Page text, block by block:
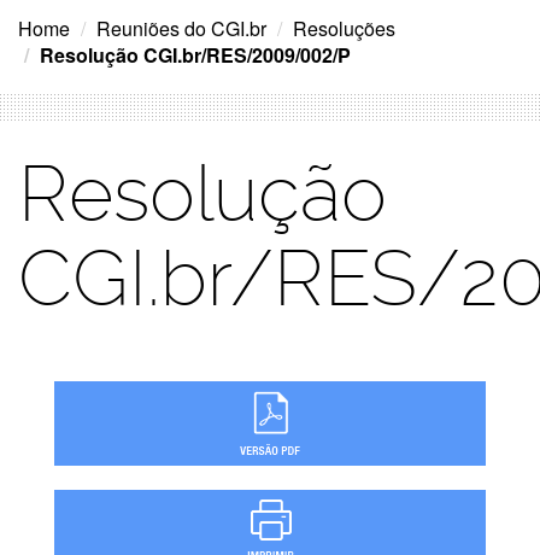
Home Reuniões do CGI.br
Resoluções
Resolução CGI.br/RES/2009/002/P
Resolução
CGI.br/RES/